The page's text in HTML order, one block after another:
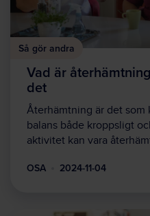
Så gör andra
Vad är
det
Återhämtning är det som
balans både kroppsligt
aktivitet kan vara
OSA 2024-11-04